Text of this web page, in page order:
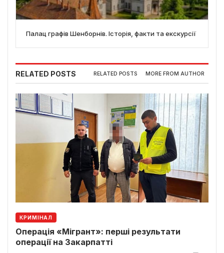
Палац графів Шенборнів. Історія, факти та екскурсії
RELATED POSTS RELATED POSTS MORE FROM AUTHOR
КРИМІНАЛ
Операція «Мігрант»: перші результати
операції на Закарпатті